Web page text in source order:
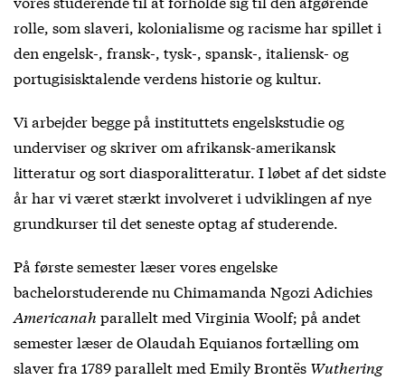
rolle, som slaveri, kolonialisme og racisme har spillet i
den engelsk-, fransk-, tysk-, spansk-, italiensk- og
portugisisktalende verdens historie og kultur.
Vi arbejder begge på instituttets engelskstudie og
underviser og skriver om afrikansk-amerikansk
litteratur og sort diasporalitteratur. I løbet af det sidste
år har vi været stærkt involveret i udviklingen af nye
grundkurser til det seneste optag af studerende.
På første semester læser vores engelske
bachelorstuderende nu Chimamanda Ngozi Adichies
Americanah parallelt med Virginia Woolf; på andet
semester læser de Olaudah Equianos fortælling om
slaver fra 1789 parallelt med Emily Brontës Wuthering